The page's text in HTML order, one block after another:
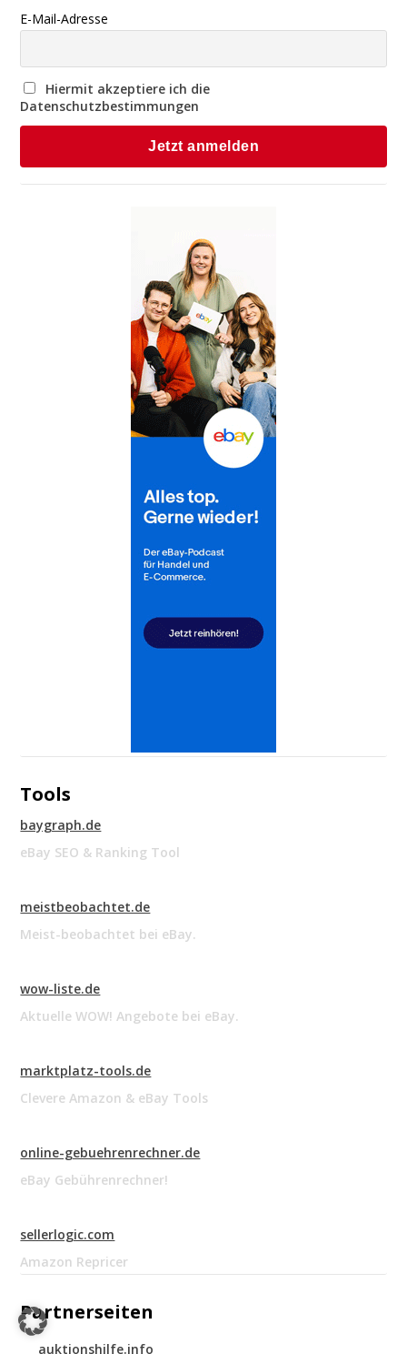
E-Mail-Adresse
Hiermit akzeptiere ich die
Datenschutzbestimmungen
Tools
baygraph.de
eBay SEO & Ranking Tool
meistbeobachtet.de
Meist-beobachtet bei eBay.
wow-liste.de
Aktuelle WOW! Angebote bei eBay.
marktplatz-tools.de
Clevere Amazon & eBay Tools
online-gebuehrenrechner.de
eBay Gebührenrechner!
sellerlogic.com
Amazon Repricer
Partnerseiten
auktionshilfe.info